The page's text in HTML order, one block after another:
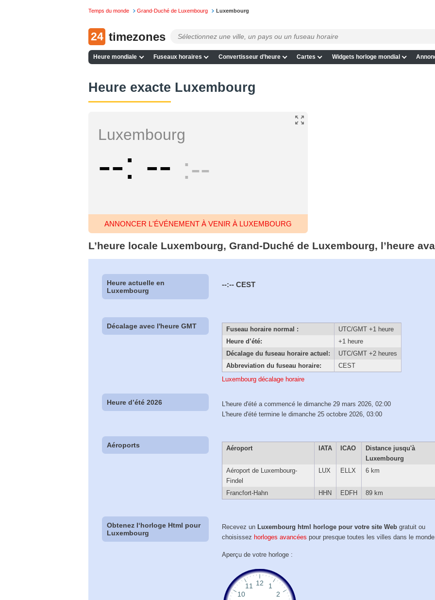
Temps du monde Grand-Duché de Luxembourg Luxembourg
24 timezones
Heure mondiale Fuseaux horaires Convertisseur d’heure Cartes Widgets horloge mondial
Heure exacte Luxembourg
Luxembourg
-- -- --
ANNONCER L'ÉVÉNEMENT À VENIR À LUXEMBOURG
L’heure locale Luxembourg, Grand-Duché de Luxembourg, l’heure
Heure actuelle en
Luxembourg
--:-- CEST
Décalage avec l'heure GMT Fuseau horaire normal :
UTC/GMT +1 heure
Heure d’été:
+1 heure
Décalage du fuseau horaire actuel:
UTC/GMT +2 heures
Abbreviation du fuseau horaire:
CEST
Luxembourg décalage horaire
Heure d’été 2026
L'heure d'été a commencé le dimanche 29 mars 2026, 02:00
L'heure d'été termine le dimanche 25 octobre 2026, 03:00
Aéroports Aéroport IATA ICAO
Distance jusqu'à
Luxembourg
Aéroport de Luxembourg-
Findel
LUX ELLX 6 km
Francfort-Hahn HHN EDFH 89 km
Obtenez l‘horloge Html pour
Luxembourg
Recevez un Luxembourg html horloge pour votre site Web gratuit ou
choisissez horloges avancées pour presque toutes les villes dans le
Aperçu de votre horloge :